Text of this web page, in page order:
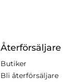
Återförsäljare
Butiker
Bli återförsäljare